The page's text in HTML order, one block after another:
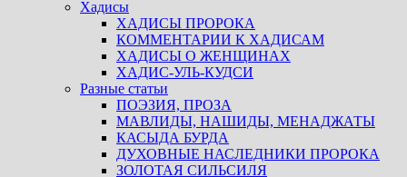
Хадисы
ХАДИСЫ ПРОРОКА
КОММЕНТАРИИ К ХАДИСАМ
ХАДИСЫ О ЖЕНЩИНАХ
ХАДИС-УЛЬ-КУДСИ
Разные статьи
ПОЭЗИЯ, ПРОЗА
МАВЛИДЫ, НАШИДЫ, МЕНАДЖАТЫ
КАСЫДА БУРДА
ДУХОВНЫЕ НАСЛЕДНИКИ ПРОРОКА
ЗОЛОТАЯ СИЛЬСИЛЯ